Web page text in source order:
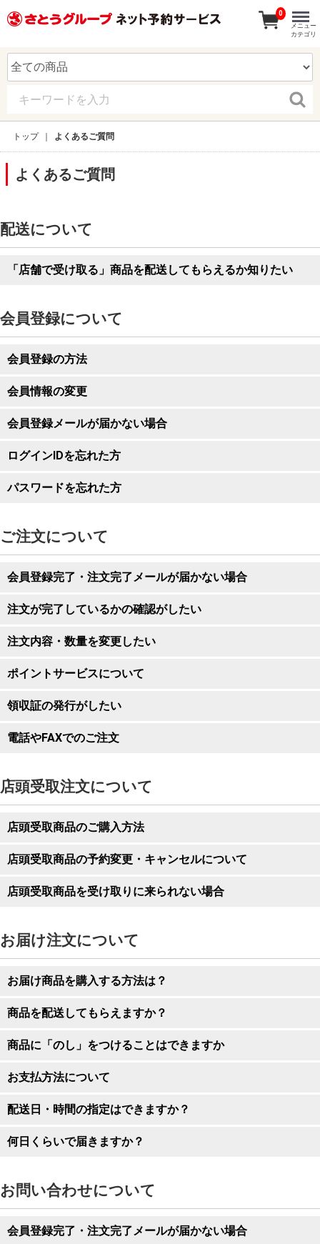
0
メニュー
カテゴリ
トップ よくあるご質問
よくあるご質問
配送について
「店舗で受け取る」商品を配送してもらえるか知りたい
会員登録について
会員登録の方法
会員情報の変更
会員登録メールが届かない場合
ログインIDを忘れた方
パスワードを忘れた方
ご注文について
会員登録完了・注文完了メールが届かない場合
注文が完了しているかの確認がしたい
注文内容・数量を変更したい
ポイントサービスについて
領収証の発行がしたい
電話やFAXでのご注文
店頭受取注文について
店頭受取商品のご購入方法
※すでにカゴの中に商品がある場合、その際に指定されたもの
と異なる受取店舗・受取日時は、ご選択いただけません。
受取店舗・受取日時を変更する場合は、カゴの中の商品を削除
店頭受取商品の予約変更・キャンセルについて
店頭受取商品を受け取りに来られない場合
お届け注文について
お届け商品を購入する方法は？
商品を配送してもらえますか？
商品に「のし」をつけることはできますか
お支払方法について
配送日・時間の指定はできますか？
何日くらいで届きますか？
お問い合わせについて
会員登録完了・注文完了メールが届かない場合